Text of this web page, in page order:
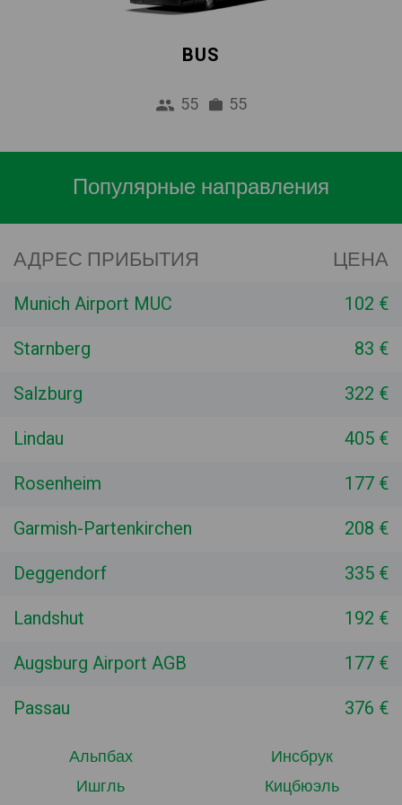
BUS
55 55
Популярные направления
АДРЕС ПРИБЫТИЯ ЦЕНА
Munich Airport MUC
102 €
Starnberg
83 €
Salzburg
322 €
Lindau
405 €
Rosenheim
177 €
Garmish-Partenkirchen
208 €
Deggendorf
335 €
Landshut
192 €
Augsburg Airport AGB
177 €
Passau
376 €
Альпбах
Инсбрук
Ишгль
Кицбюэль